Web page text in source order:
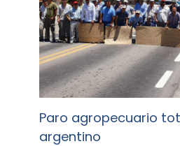
Paro agropecuario
argentino